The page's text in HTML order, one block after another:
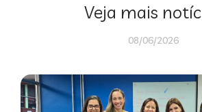
Veja mais
08/06/2026